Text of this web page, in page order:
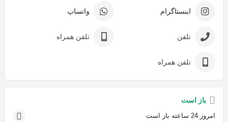
اینستاگرام واتساپ
تلفن تلفن همراه
تلفن همراه
باز است
امروز 24 ساعته باز است